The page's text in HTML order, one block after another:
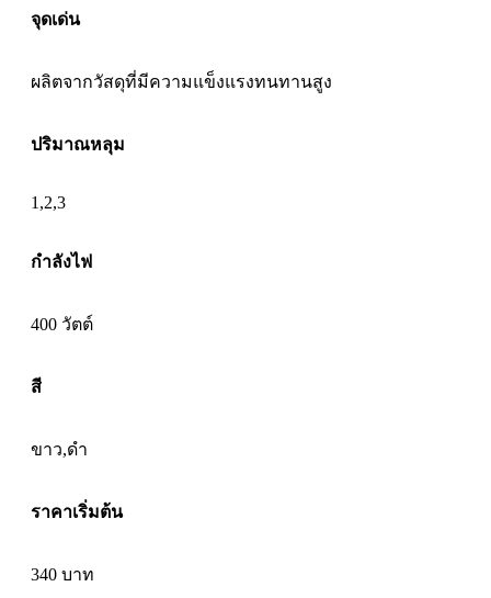
จุดเด่น
ผลิตจากวัสดุที่มีความแข็งแรงทนทานสูง
ปริมาณหลุม
1,2,3
กำลังไฟ
400 วัตต์
สี
ขาว,ดำ
ราคาเริ่มต้น
340 บาท